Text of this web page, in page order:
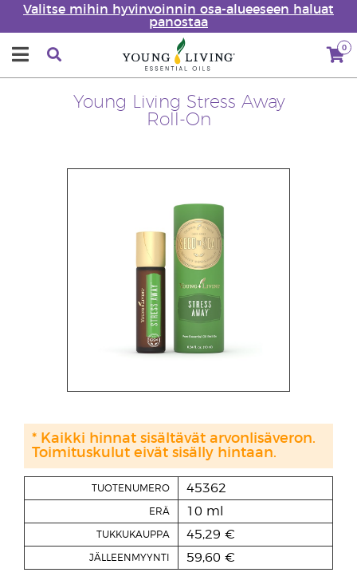
Valitse mihin hyvinvoinnin osa-alueeseen haluat
panostaa
0
Young Living Stress Away
Roll-On
TUOTENUMERO 45362
ERÄ 10 ml
TUKKUKAUPPA 45,29 €
JÄLLEENMYYNTI 59,60 €
* Kaikki hinnat sisältävät arvonlisäveron.
Toimituskulut eivät sisälly hintaan.